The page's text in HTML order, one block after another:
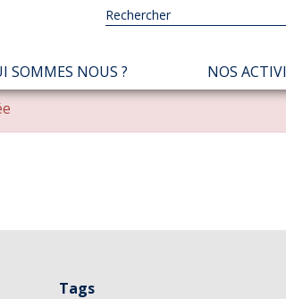
SOMMES NOUS ? NOS
Tags